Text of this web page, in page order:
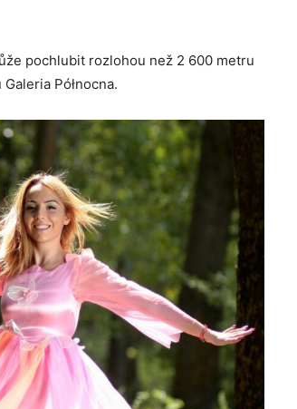
pochlubit rozlohou než 2 600 metru
Północna.